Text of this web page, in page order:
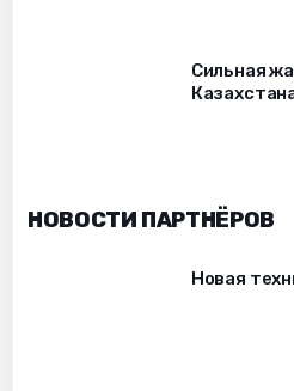
Сильная
НОВОСТИ ПАРТНЁРОВ
Новая